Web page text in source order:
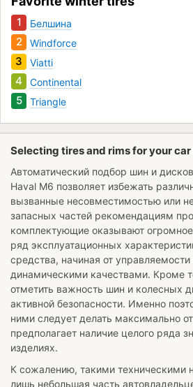
1 Белшина
2 Windforce
3 Viatti
4 Continental
5 Triangle
Selecting tires and rims for your car
Автоматический подбор шин и
Haval M6 позволяет избежать
вызванные несовместимостью или
запасных частей рекомендациям
комплектующие оказывают
ряд эксплуатационных
средства, начиная от управляемости
динамическими качествами. Кроме
отметить важность шин и колесных
активной безопасности. Именно
ними следует делать максимально
предполагает наличие целого ряда
изделиях.
К сожалению, такими техническими
лишь небольшая часть